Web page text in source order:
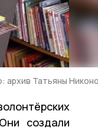
архив Татьяны
создали